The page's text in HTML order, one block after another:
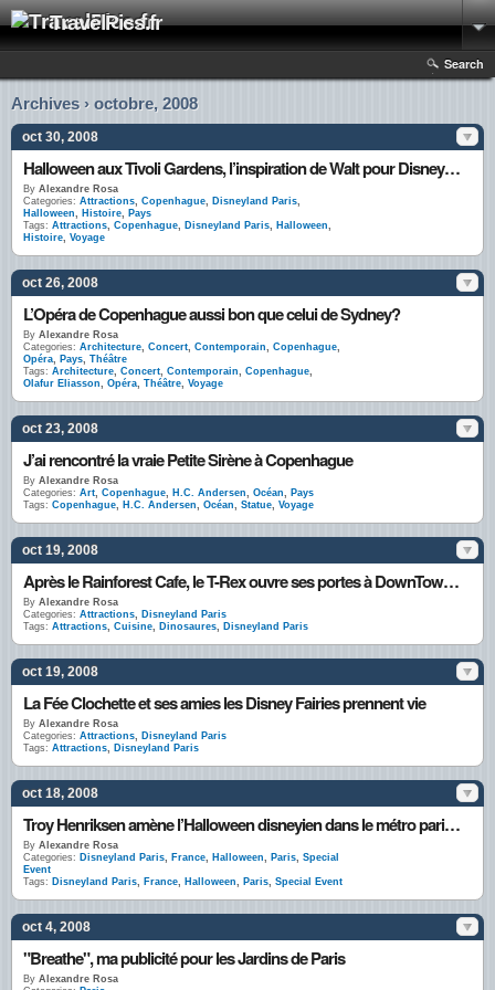
TravelPics.fr
Search
Archives › octobre, 2008
oct 30, 2008
Halloween aux Tivoli Gardens, l’inspiration de Walt pour Disneyland
By Alexandre Rosa
Categories: Attractions, Copenhague, Disneyland Paris,
Halloween, Histoire, Pays
Tags: Attractions, Copenhague, Disneyland Paris, Halloween,
Histoire, Voyage
oct 26, 2008
L’Opéra de Copenhague aussi bon que celui de Sydney?
By Alexandre Rosa
Categories: Architecture, Concert, Contemporain, Copenhague,
Opéra, Pays, Théâtre
Tags: Architecture, Concert, Contemporain, Copenhague,
Olafur Eliasson, Opéra, Théâtre, Voyage
oct 23, 2008
J’ai rencontré la vraie Petite Sirène à Copenhague
By Alexandre Rosa
Categories: Art, Copenhague, H.C. Andersen, Océan, Pays
Tags: Copenhague, H.C. Andersen, Océan, Statue, Voyage
oct 19, 2008
Après le Rainforest Cafe, le T-Rex ouvre ses portes à DownTown Disney
By Alexandre Rosa
Categories: Attractions, Disneyland Paris
Tags: Attractions, Cuisine, Dinosaures, Disneyland Paris
oct 19, 2008
La Fée Clochette et ses amies les Disney Fairies prennent vie
By Alexandre Rosa
Categories: Attractions, Disneyland Paris
Tags: Attractions, Disneyland Paris
oct 18, 2008
Troy Henriksen amène l’Halloween disneyien dans le métro parisien
By Alexandre Rosa
Categories: Disneyland Paris, France, Halloween, Paris, Special
Event
Tags: Disneyland Paris, France, Halloween, Paris, Special Event
oct 4, 2008
"Breathe", ma publicité pour les Jardins de Paris
By Alexandre Rosa